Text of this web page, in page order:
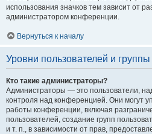
использования значков тем зависит от
администратором конференции.
Вернуться к началу
Уровни пользователей и группы
Кто такие администраторы?
Администраторы — это пользователи,
контроля над конференцией. Они могут
работы конференции, включая
пользователей, создание групп
и т. п., в зависимости от прав,